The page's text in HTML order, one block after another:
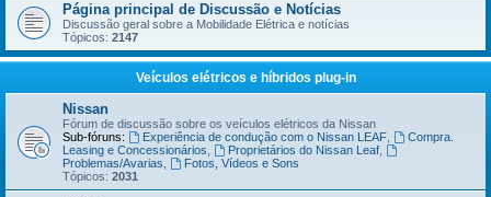
Página principal de Discussão e Notícias
Discussão geral sobre a Mobilidade Elétrica e notícias
Tópicos: 2147
Veículos elétricos e híbridos plug-in
Nissan
Fórum de discussão sobre os veículos elétricos da Nissan
Sub-fóruns:
Experiência de condução com o Nissan LEAF,
Compra.
Leasing e Concessionários
Proprietários do Nissan Leaf,
Problemas/Avarias
Fotos, Vídeos e Sons
Tópicos: 2031